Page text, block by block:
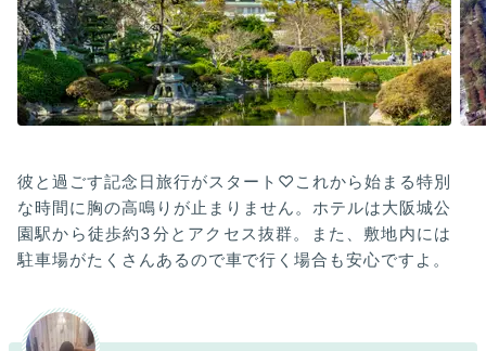
彼と過ごす記念日旅行がスタート♡これから始まる特別
な時間に胸の高鳴りが止まりません。ホテルは大阪城公
園駅から徒歩約3分とアクセス抜群。また、敷地内には
駐車場がたくさんあるので車で行く場合も安心ですよ。